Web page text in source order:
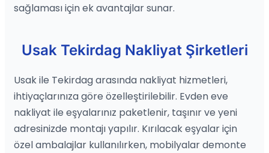
sağlaması için ek avantajlar sunar.
Usak Tekirdag Nakliyat Şirketleri
Usak ile Tekirdag arasında nakliyat hizmetleri,
ihtiyaçlarınıza göre özelleştirilebilir. Evden eve
nakliyat ile eşyalarınız paketlenir, taşınır ve yeni
adresinizde montajı yapılır. Kırılacak eşyalar için
özel ambalajlar kullanılırken, mobilyalar demonte